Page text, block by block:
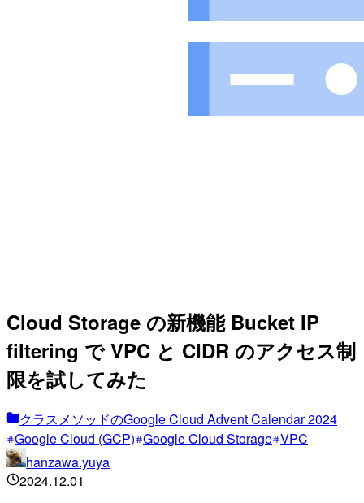
Cloud Storage の新機能 Bucket IP
filtering で VPC と CIDR のアクセス制
限を試してみた
クラスメソッドのGoogle Cloud Advent Calendar 2024
Google Cloud (GCP) Google Cloud Storage VPC
hanzawa.yuya
2024.12.01